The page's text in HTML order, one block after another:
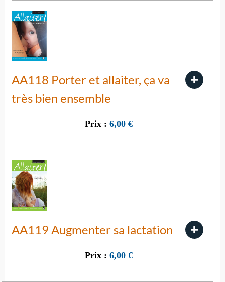
AA118 Porter et allaiter, ça va
très bien ensemble
Prix : 6,00 €
AA119 Augmenter sa lactation
Prix : 6,00 €